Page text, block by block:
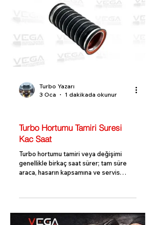
motorun kontrol ünitesi (ECU) ve
valflerin yanlış bilgi almasına yol açar.
Turbo Yazarı
3 Oca
1 dakikada okunur
Turbo Hortumu Tamiri Suresi
Kac Saat
Turbo hortumu tamiri veya değişimi
genellikle birkaç saat sürer; tam süre
araca, hasarın kapsamına ve servis